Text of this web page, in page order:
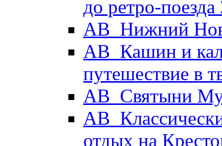
до ретро-поезда
АВ_Нижний
АВ_Кашин и
путешествие в
АВ_Святыни
отдых на